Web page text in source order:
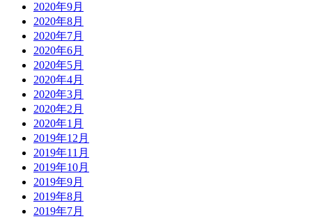
2020年9月
2020年8月
2020年7月
2020年6月
2020年5月
2020年4月
2020年3月
2020年2月
2020年1月
2019年12月
2019年11月
2019年10月
2019年9月
2019年8月
2019年7月